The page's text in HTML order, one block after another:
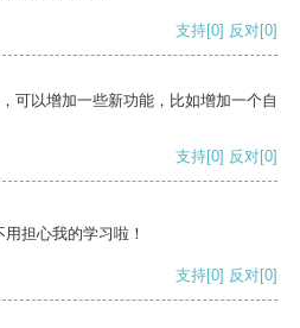
支持[0] 反对[0]
可以增加一些新功能，比如增加一个自
支持[0] 反对[0]
担心我的学习啦！
支持[0] 反对[0]